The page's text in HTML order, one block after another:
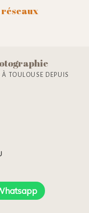
réseaux
À TOULOUSE DEPUIS